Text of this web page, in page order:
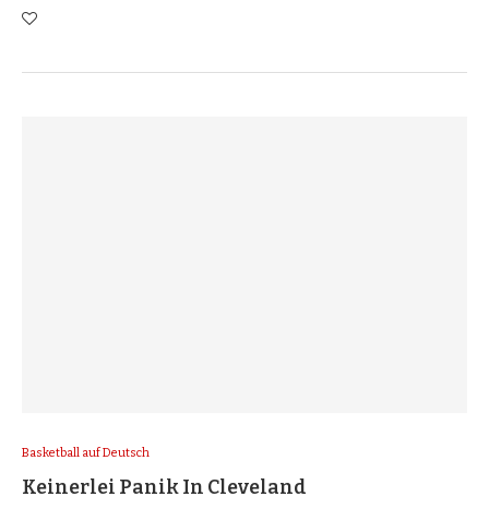
Basketball auf Deutsch
Keinerlei Panik In Cleveland